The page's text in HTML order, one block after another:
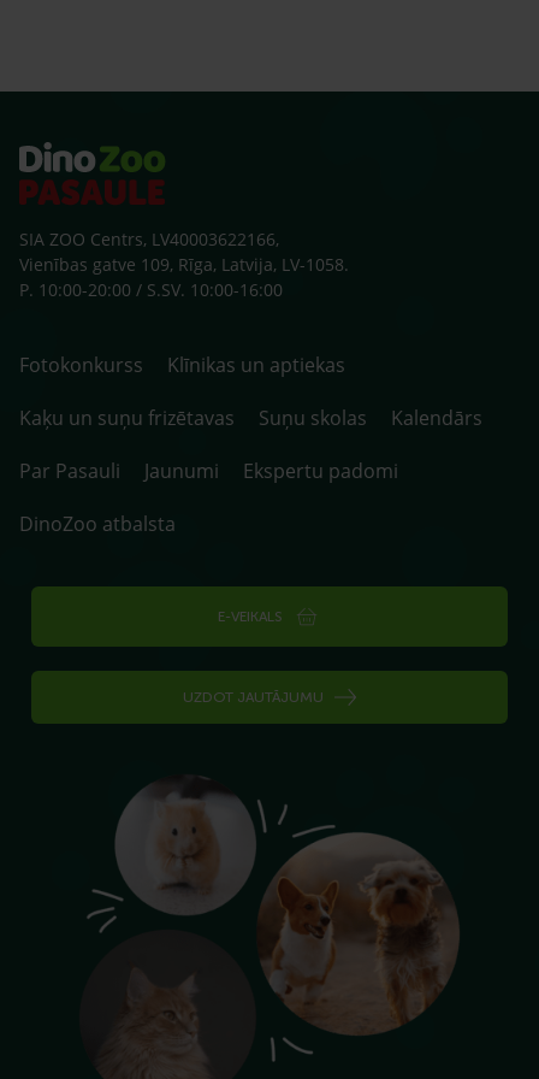
SIA ZOO Centrs, LV40003622166,
Vienības gatve 109, Rīga, Latvija, LV-1058.
P. 10:00-20:00 / S.SV. 10:00-16:00
Fotokonkurss
Klīnikas un aptiekas
Kaķu un suņu frizētavas
Suņu skolas
Kalendārs
Par Pasauli
Jaunumi
Ekspertu padomi
DinoZoo atbalsta
E-VEIKALS
UZDOT JAUTĀJUMU